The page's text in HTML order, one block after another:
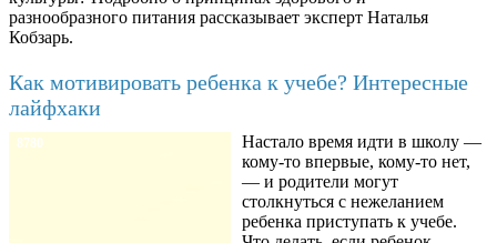
разнообразного питания рассказывает эксперт Наталья
Кобзарь.
Как мотивировать ребенка к учебе? Интересные
лайфхаки
8780
Настало время идти в школу —
кому-то впервые, кому-то нет,
— и родители могут
столкнуться с нежеланием
ребенка приступать к учебе.